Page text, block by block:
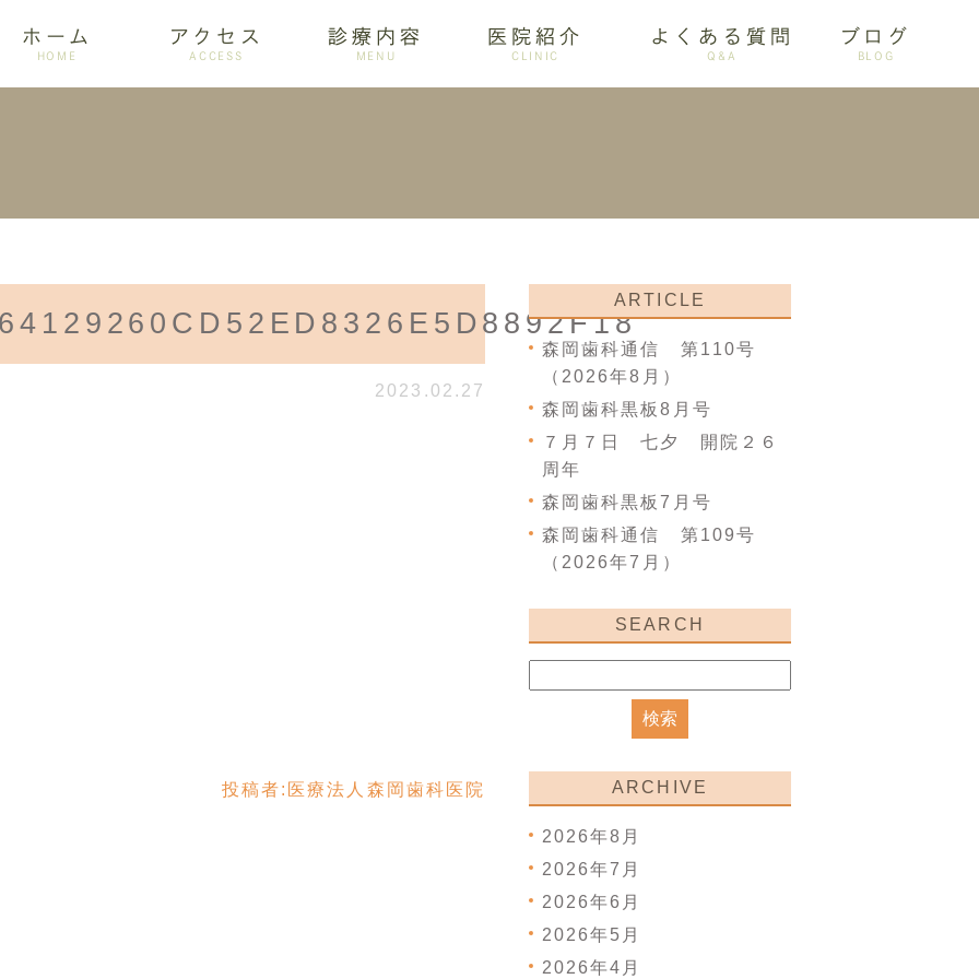
ホーム
HOME
アクセス
ACCESS
診療内容
MENU
訪問歯科 歯周病 ホワイトニング 審美歯科
医院紹介
CLINIC
設備紹介 アクセス
よくある質問
Q&A
ブログ
BLOG
グ
2023.02.27
投稿者: 医療法人森岡歯科医院
ARTICLE
森岡歯科通信 第110号
（2026年8月）
森岡歯科黒板8月号
７月７日 七夕 開院２６
周年
森岡歯科黒板7月号
森岡歯科通信 第109号
（2026年7月）
SEARCH
ARCHIVE
2026年8月
2026年7月
2026年6月
2026年5月
2026年4月